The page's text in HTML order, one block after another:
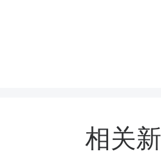
迅速构筑起一
相关